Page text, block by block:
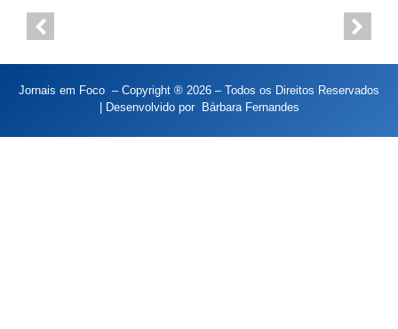
Jornais em Foco – Copyright ® 2026 – Todos os Direitos Reservados
| Desenvolvido por Bárbara Fernandes